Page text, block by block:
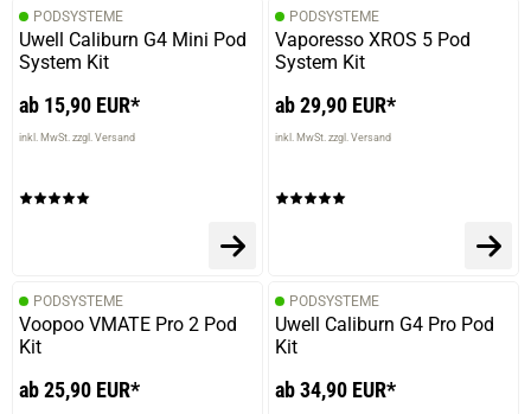
verifizierter Onlinekauf.
Die Bewertung erfolgte ohne Abgabe eines Kommentars
PODSYSTEME
Uwell Caliburn G4 Mini Pod
System Kit
ab 15,90 EUR*
inkl. MwSt. zzgl. Versand
PODSYSTEME
Vaporesso XROS 5 Pod
System Kit
ab 29,90 EUR*
inkl. MwSt. zzgl. Versand
PODSYSTEME
Voopoo VMATE Pro 2 Pod
Kit
ab 25,90 EUR*
PODSYSTEME
Uwell Caliburn G4 Pro Pod
Kit
ab 34,90 EUR*